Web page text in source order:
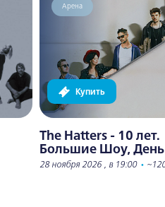
Арена
The Hatters - 10 лет.
Большие Шоу,
28 ноября 2026 , в 19:00 •
Купить